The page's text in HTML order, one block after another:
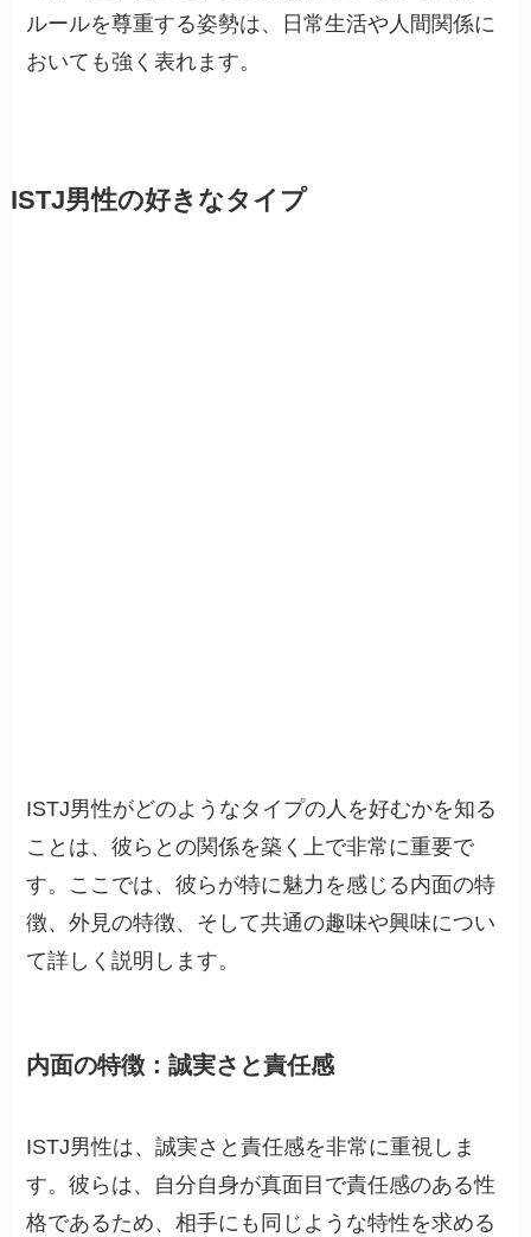
ルールを尊重する姿勢は、日常生活や人間関係に
おいても強く表れます。
ISTJ男性の好きなタイプ
ISTJ男性がどのようなタイプの人を好むかを知る
ことは、彼らとの関係を築く上で非常に重要で
す。ここでは、彼らが特に魅力を感じる内面の特
徴、外見の特徴、そして共通の趣味や興味につい
て詳しく説明します。
内面の特徴：誠実さと責任感
ISTJ男性は、誠実さと責任感を非常に重視しま
す。彼らは、自分自身が真面目で責任感のある性
格であるため、相手にも同じような特性を求める